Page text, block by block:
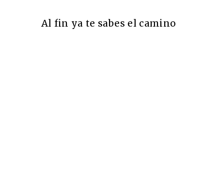
Al fin ya te sabes el camino